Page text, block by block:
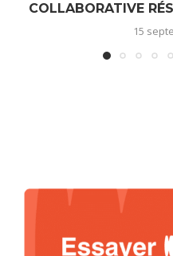
COLLABORATIVE
15